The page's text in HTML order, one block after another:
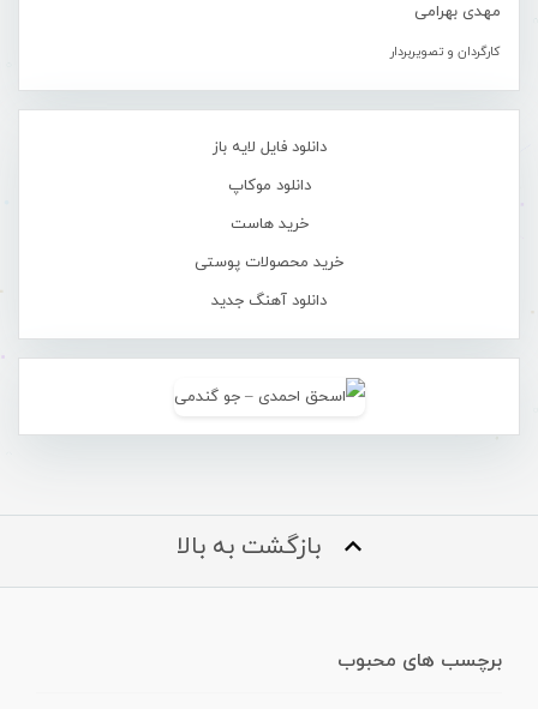
مهدی بهرامی
کارگردان و تصویربردار
دانلود فایل لایه باز
دانلود موکاپ
خرید هاست
خرید محصولات پوستی
دانلود آهنگ جدید
بازگشت به بالا
برچسب های محبوب